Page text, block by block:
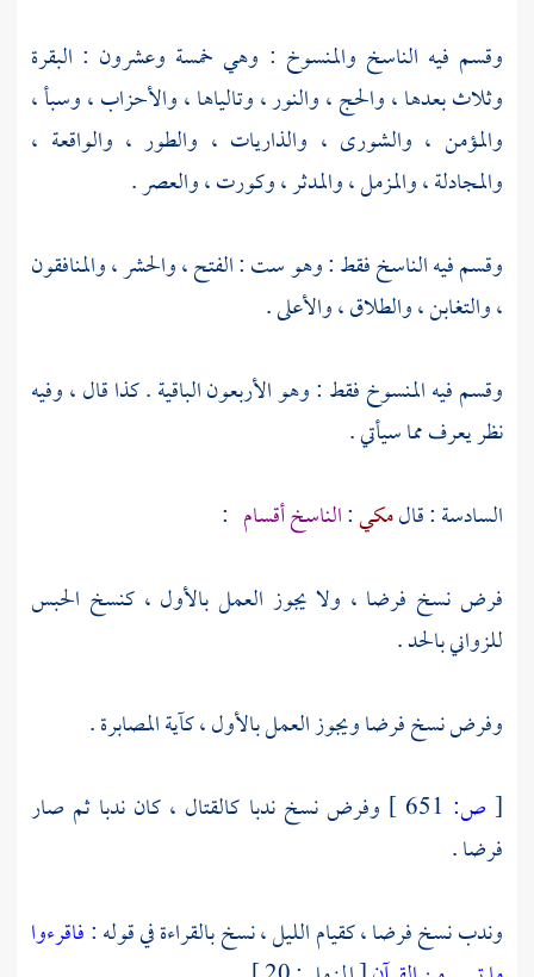
وقسم فيه الناسخ والمنسوخ : وهي خمسة وعشرون : البقرة
وثلاث بعدها ، والحج ، والنور ، وتالياها ، والأحزاب ، وسبأ ،
والمؤمن ، والشورى ، والذاريات ، والطور ، والواقعة ،
والمجادلة ، والمزمل ، والمدثر ، وكورت ، والعصر .
وقسم فيه الناسخ فقط : وهو ست : الفتح ، والحشر ، والمنافقون
، والتغابن ، والطلاق ، والأعلى .
وقسم فيه المنسوخ فقط : وهو الأربعون الباقية . كذا قال ، وفيه
نظر يعرف مما سيأتي .
السادسة : قالمكي:الناسخ أقسام :
فرض نسخ فرضا ، ولا يجوز العمل بالأول ، كنسخ الحبس
للزواني بالحد .
وفرض نسخ فرضا ويجوز العمل بالأول ، كآية المصابرة .
[ ص:
وفرض نسخ ندبا كالقتال ، كان ندبا ثم صار
فرضا .
وندب نسخ فرضا ، كقيام الليل ، نسخ بالقراءة في قوله :فاقرءوا